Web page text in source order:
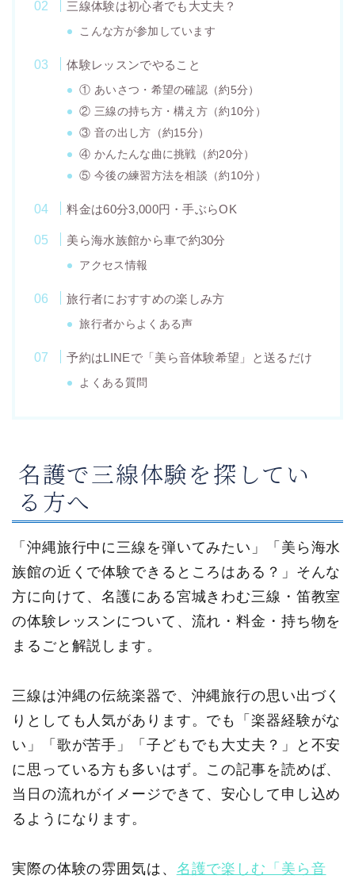
三線体験は初心者でも大丈夫？
こんな方が参加しています
体験レッスンでやること
① あいさつ・希望の確認（約5分）
② 三線の持ち方・構え方（約10分）
③ 音の出し方（約15分）
④ かんたんな曲に挑戦（約20分）
⑤ 今後の練習方法を相談（約10分）
料金は60分3,000円・手ぶらOK
美ら海水族館から車で約30分
アクセス情報
旅行者におすすめの楽しみ方
旅行者からよくある声
予約はLINEで「美ら音体験希望」と送るだけ
よくある質問
名護で三線体験を探してい
る方へ
「沖縄旅行中に三線を弾いてみたい」「美ら海水
族館の近くで体験できるところはある？」そんな
方に向けて、名護にある宮城きわむ三線・笛教室
の体験レッスンについて、流れ・料金・持ち物を
まるごと解説します。
三線は沖縄の伝統楽器で、沖縄旅行の思い出づく
りとしても人気があります。でも「楽器経験がな
い」「歌が苦手」「子どもでも大丈夫？」と不安
に思っている方も多いはず。この記事を読めば、
当日の流れがイメージできて、安心して申し込め
るようになります。
実際の体験の雰囲気は、 名護で楽しむ「美ら音